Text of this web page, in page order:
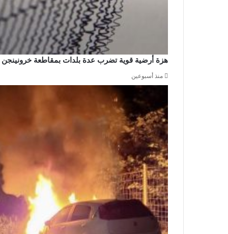
هزة أرضية قوية تضرب عدة بلدات بمقاطعة خرونينجن
منذ أسبوعين